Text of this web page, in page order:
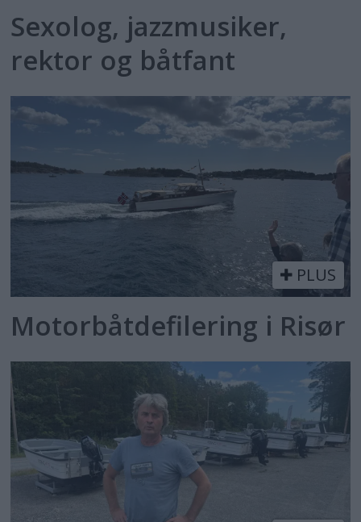
Sexolog, jazzmusiker,
rektor og båtfant
PLUS
Motorbåtdefilering i Risør